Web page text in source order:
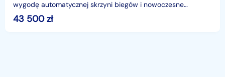
wygodę automatycznej skrzyni biegów i nowoczesne
wyposażenie. Samochód jest zadbany i posiada bogaty
43 500zł